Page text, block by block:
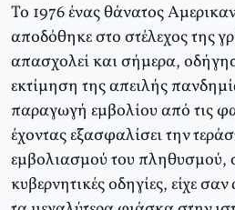
Το 1976 ένας θάνατος
αποδόθηκε στο στέλεχος της
απασχολεί και σήμερα,
εκτίμηση της απειλής
παραγωγή εμβολίου από τις
έχοντας εξασφαλίσει την
εμβολιασμού του πληθυσμού,
κυβερνητικές οδηγίες, είχε